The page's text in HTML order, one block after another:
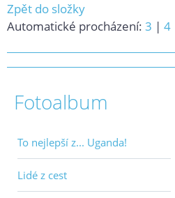
Zpět do složky
Automatické procházení: 3 | 4
Fotoalbum
To nejlepší z... Uganda!
Lidé z cest